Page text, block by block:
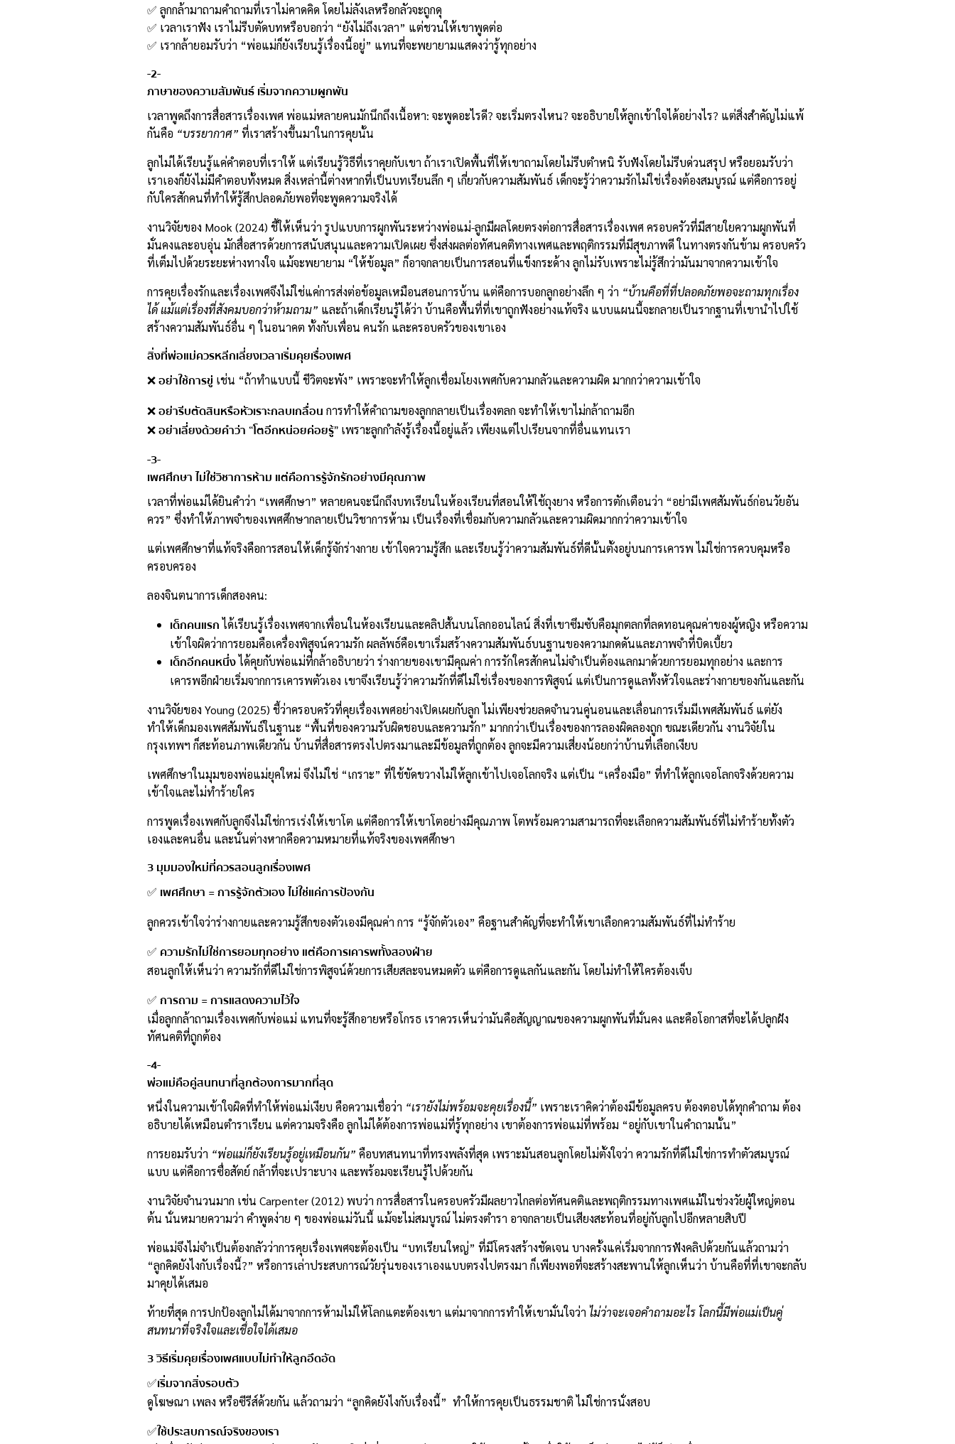
✅ ลูกกล้ามาถามคำถามที่เราไม่คาดคิด โดยไม่ลังเลหรือกลัวจะถูกดุ
✅ เวลาเราฟัง เราไม่รีบตัดบทหรือบอกว่า “ยังไม่ถึงเวลา” แต่ชวนให้เขาพูดต่อ
✅ เรากล้ายอมรับว่า “พ่อแม่ก็ยังเรียนรู้เรื่องนี้อยู่” แทนที่จะพยายามแสดงว่ารู้ทุกอย่าง
-2-
ภาษาของความสัมพันธ์ เริ่มจากความผูกพัน
เวลาพูดถึงการสื่อสารเรื่องเพศ พ่อแม่หลายคนมักนึกถึงเนื้อหา: จะพูดอะไรดี? จะเริ่มตรงไหน? จะอธิบายให้ลูกเข้าใจได้อย่างไร? แต่สิ่งสำคัญไม่แพ้
กันคือ “บรรยากาศ” ที่เราสร้างขึ้นมาในการคุยนั้น
ลูกไม่ได้เรียนรู้แค่คำตอบที่เราให้ แต่เรียนรู้วิธีที่เราคุยกับเขา ถ้าเราเปิดพื้นที่ให้เขาถามโดยไม่รีบตำหนิ รับฟังโดยไม่รีบด่วนสรุป หรือยอมรับว่า
เราเองก็ยังไม่มีคำตอบทั้งหมด สิ่งเหล่านี้ต่างหากที่เป็นบทเรียนลึก ๆ เกี่ยวกับความสัมพันธ์ เด็กจะรู้ว่าความรักไม่ใช่เรื่องต้องสมบูรณ์ แต่คือการอยู่
กับใครสักคนที่ทำให้รู้สึกปลอดภัยพอที่จะพูดความจริงได้
งานวิจัยของ Mook (2024) ชี้ให้เห็นว่า รูปแบบการผูกพันระหว่างพ่อแม่-ลูกมีผลโดยตรงต่อการสื่อสารเรื่องเพศ ครอบครัวที่มีสายใยความผูกพันที่
มั่นคงและอบอุ่น มักสื่อสารด้วยการสนับสนุนและความเปิดเผย ซึ่งส่งผลต่อทัศนคติทางเพศและพฤติกรรมที่มีสุขภาพดี ในทางตรงกันข้าม ครอบครัว
ที่เต็มไปด้วยระยะห่างทางใจ แม้จะพยายาม “ให้ข้อมูล” ก็อาจกลายเป็นการสอนที่แข็งกระด้าง ลูกไม่รับเพราะไม่รู้สึกว่ามันมาจากความเข้าใจ
การคุยเรื่องรักและเรื่องเพศจึงไม่ใช่แค่การส่งต่อข้อมูลเหมือนสอนการบ้าน แต่คือการบอกลูกอย่างลึก ๆ ว่า “บ้านคือที่ที่ปลอดภัยพอจะถามทุกเรื่อง
ได้ แม้แต่เรื่องที่สังคมบอกว่าห้ามถาม” และถ้าเด็กเรียนรู้ได้ว่า บ้านคือพื้นที่ที่เขาถูกฟังอย่างแท้จริง แบบแผนนี้จะกลายเป็นรากฐานที่เขานำไปใช้
สร้างความสัมพันธ์อื่น ๆ ในอนาคต ทั้งกับเพื่อน คนรัก และครอบครัวของเขาเอง
สิ่งที่พ่อแม่ควรหลีกเลี่ยงเวลาเริ่มคุยเรื่องเพศ
❌อย่าใช้การขู่ เช่น “ถ้าทำแบบนี้ ชีวิตจะพัง” เพราะจะทำให้ลูกเชื่อมโยงเพศกับความกลัวและความผิด มากกว่าความเข้าใจ
❌อย่ารีบตัดสินหรือหัวเราะกลบเกลื่อน การทำให้คำถามของลูกกลายเป็นเรื่องตลก จะทำให้เขาไม่กล้าถามอีก
❌อย่าเลี่ยงด้วยคำว่า “โตอีกหน่อยค่อยรู้” เพราะลูกกำลังรู้เรื่องนี้อยู่แล้ว เพียงแต่ไปเรียนจากที่อื่นแทนเรา
-3-
เพศศึกษา ไม่ใช่วิชาการห้าม แต่คือการรู้จักรักอย่างมีคุณภาพ
เวลาที่พ่อแม่ได้ยินคำว่า “เพศศึกษา” หลายคนจะนึกถึงบทเรียนในห้องเรียนที่สอนให้ใช้ถุงยาง หรือการตักเตือนว่า “อย่ามีเพศสัมพันธ์ก่อนวัยอัน
ควร” ซึ่งทำให้ภาพจำของเพศศึกษากลายเป็นวิชาการห้าม เป็นเรื่องที่เชื่อมกับความกลัวและความผิดมากกว่าความเข้าใจ
แต่เพศศึกษาที่แท้จริงคือการสอนให้เด็กรู้จักร่างกาย เข้าใจความรู้สึก และเรียนรู้ว่าความสัมพันธ์ที่ดีนั้นตั้งอยู่บนการเคารพ ไม่ใช่การควบคุมหรือ
ครอบครอง
ลองจินตนาการเด็กสองคน:
เด็กคนแรกได้เรียนรู้เรื่องเพศจากเพื่อนในห้องเรียนและคลิปสั้นบนโลกออนไลน์ สิ่งที่เขาซึมซับคือมุกตลกที่ลดทอนคุณค่าของผู้หญิง หรือความ
เข้าใจผิดว่าการยอมคือเครื่องพิสูจน์ความรัก ผลลัพธ์คือเขาเริ่มสร้างความสัมพันธ์บนฐานของความกดดันและภาพจำที่บิดเบี้ยว
เด็กอีกคนหนึ่งได้คุยกับพ่อแม่ที่กล้าอธิบายว่า ร่างกายของเขามีคุณค่า การรักใครสักคนไม่จำเป็นต้องแลกมาด้วยการยอมทุกอย่าง และการ
เคารพอีกฝ่ายเริ่มจากการเคารพตัวเอง เขาจึงเรียนรู้ว่าความรักที่ดีไม่ใช่เรื่องของการพิสูจน์ แต่เป็นการดูแลทั้งหัวใจและร่างกายของกันและกัน
งานวิจัยของ Young (2025) ชี้ว่าครอบครัวที่คุยเรื่องเพศอย่างเปิดเผยกับลูก ไม่เพียงช่วยลดจำนวนคู่นอนและเลื่อนการเริ่มมีเพศสัมพันธ์ แต่ยัง
ทำให้เด็กมองเพศสัมพันธ์ในฐานะ “พื้นที่ของความรับผิดชอบและความรัก” มากกว่าเป็นเรื่องของการลองผิดลองถูก ขณะเดียวกัน งานวิจัยใน
กรุงเทพฯ ก็สะท้อนภาพเดียวกัน บ้านที่สื่อสารตรงไปตรงมาและมีข้อมูลที่ถูกต้อง ลูกจะมีความเสี่ยงน้อยกว่าบ้านที่เลือกเงียบ
เพศศึกษาในมุมของพ่อแม่ยุคใหม่ จึงไม่ใช่ “เกราะ” ที่ใช้ขัดขวางไม่ให้ลูกเข้าไปเจอโลกจริง แต่เป็น “เครื่องมือ” ที่ทำให้ลูกเจอโลกจริงด้วยความ
เข้าใจและไม่ทำร้ายใคร
การพูดเรื่องเพศกับลูกจึงไม่ใช่การเร่งให้เขาโต แต่คือการให้เขาโตอย่างมีคุณภาพ โตพร้อมความสามารถที่จะเลือกความสัมพันธ์ที่ไม่ทำร้ายทั้งตัว
เองและคนอื่น และนั่นต่างหากคือความหมายที่แท้จริงของเพศศึกษา
3 มุมมองใหม่ที่ควรสอนลูกเรื่องเพศ
✅ เพศศึกษา = การรู้จักตัวเอง ไม่ใช่แค่การป้องกัน
ลูกควรเข้าใจว่าร่างกายและความรู้สึกของตัวเองมีคุณค่า การ “รู้จักตัวเอง” คือฐานสำคัญที่จะทำให้เขาเลือกความสัมพันธ์ที่ไม่ทำร้าย
✅ ความรักไม่ใช่การยอมทุกอย่าง แต่คือการเคารพทั้งสองฝ่าย
สอนลูกให้เห็นว่า ความรักที่ดีไม่ใช่การพิสูจน์ด้วยการเสียสละจนหมดตัว แต่คือการดูแลกันและกัน โดยไม่ทำให้ใครต้องเจ็บ
✅ การถาม = การแสดงความไว้ใจ
เมื่อลูกกล้าถามเรื่องเพศกับพ่อแม่ แทนที่จะรู้สึกอายหรือโกรธ เราควรเห็นว่ามันคือสัญญาณของความผูกพันที่มั่นคง และคือโอกาสที่จะได้ปลูกฝัง
ทัศนคติที่ถูกต้อง
-4-
พ่อแม่คือคู่สนทนาที่ลูกต้องการมากที่สุด
หนึ่งในความเข้าใจผิดที่ทำให้พ่อแม่เงียบ คือความเชื่อว่า “เรายังไม่พร้อมจะคุยเรื่องนี้” เพราะเราคิดว่าต้องมีข้อมูลครบ ต้องตอบได้ทุกคำถาม ต้อง
อธิบายได้เหมือนตำราเรียน แต่ความจริงคือ ลูกไม่ได้ต้องการพ่อแม่ที่รู้ทุกอย่าง เขาต้องการพ่อแม่ที่พร้อม “อยู่กับเขาในคำถามนั้น”
การยอมรับว่า “พ่อแม่ก็ยังเรียนรู้อยู่เหมือนกัน” คือบทสนทนาที่ทรงพลังที่สุด เพราะมันสอนลูกโดยไม่ตั้งใจว่า ความรักที่ดีไม่ใช่การทำตัวสมบูรณ์
แบบ แต่คือการซื่อสัตย์ กล้าที่จะเปราะบาง และพร้อมจะเรียนรู้ไปด้วยกัน
งานวิจัยจำนวนมาก เช่น Carpenter (2012) พบว่า การสื่อสารในครอบครัวมีผลยาวไกลต่อทัศนคติและพฤติกรรมทางเพศแม้ในช่วงวัยผู้ใหญ่ตอน
ต้น นั่นหมายความว่า คำพูดง่าย ๆ ของพ่อแม่วันนี้ แม้จะไม่สมบูรณ์ ไม่ตรงตำรา อาจกลายเป็นเสียงสะท้อนที่อยู่กับลูกไปอีกหลายสิบปี
พ่อแม่จึงไม่จำเป็นต้องกลัวว่าการคุยเรื่องเพศจะต้องเป็น “บทเรียนใหญ่” ที่มีโครงสร้างชัดเจน บางครั้งแค่เริ่มจากการฟังคลิปด้วยกันแล้วถามว่า
“ลูกคิดยังไงกับเรื่องนี้?” หรือการเล่าประสบการณ์วัยรุ่นของเราเองแบบตรงไปตรงมา ก็เพียงพอที่จะสร้างสะพานให้ลูกเห็นว่า บ้านคือที่ที่เขาจะกลับ
มาคุยได้เสมอ
ท้ายที่สุด การปกป้องลูกไม่ได้มาจากการห้ามไม่ให้โลกแตะต้องเขา แต่มาจากการทำให้เขามั่นใจว่า ไม่ว่าจะเจอคำถามอะไร โลกนี้มีพ่อแม่เป็นคู่
สนทนาที่จริงใจและเชื่อใจได้เสมอ
3 วิธีเริ่มคุยเรื่องเพศแบบไม่ทำให้ลูกอึดอัด
✅เริ่มจากสิ่งรอบตัว
ดูโฆษณา เพลง หรือซีรีส์ด้วยกัน แล้วถามว่า “ลูกคิดยังไงกับเรื่องนี้” ทำให้การคุยเป็นธรรมชาติ ไม่ใช่การนั่งสอบ
✅ใช้ประสบการณ์จริงของเรา